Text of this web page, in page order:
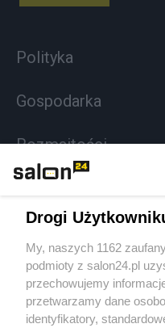
Polityka
Gospodarka
Rozmaitości
Sport
Społeczeństwo
Kultura
Drogi
My, naszych 1162
podmioty z salon24.pl
przechowujemy
przetwarzamy dane
identyfikatory,